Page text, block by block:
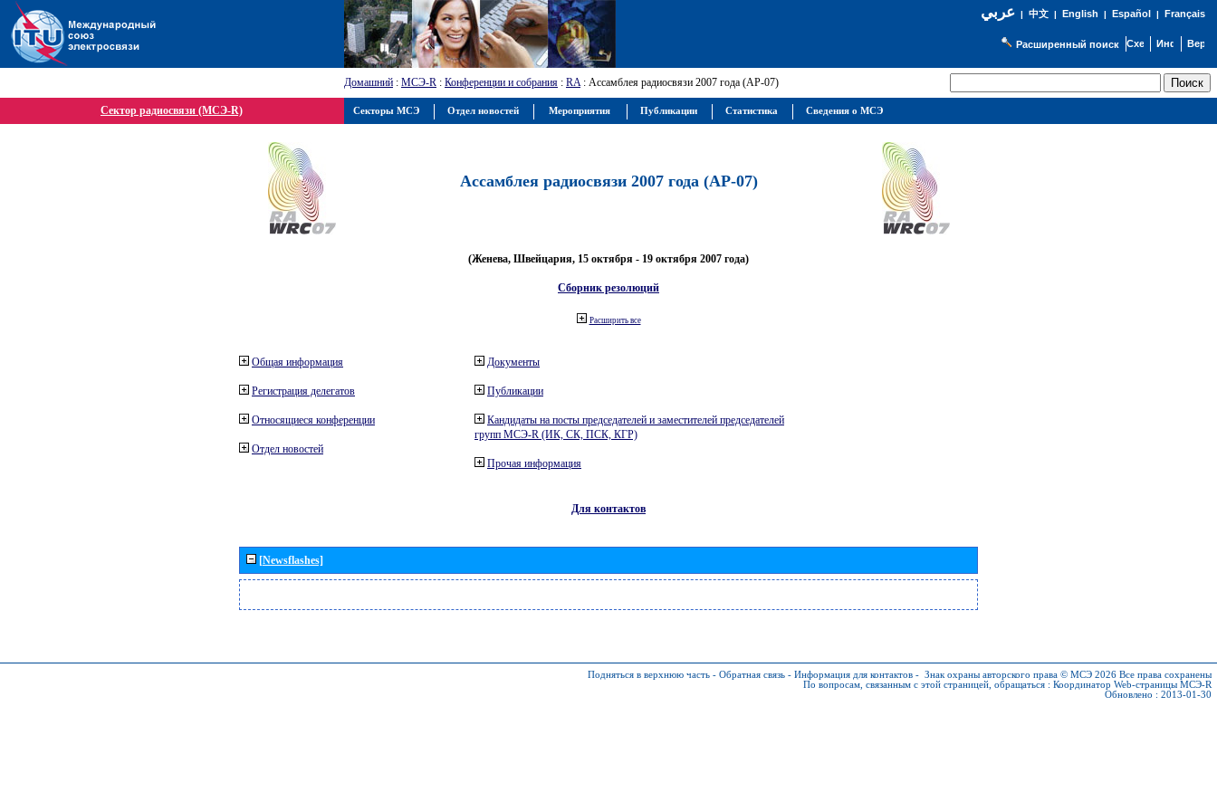
عربي| 中文| English | Español | Français
Расширенный поиск
Домашний : МСЭ-R : Конференции и собрания : RA: Ассамблея радиосвязи 2007 года (АР-07)
Сектор радиосвязи (МСЭ-R)
Ассамблея радиосвязи 2007 года (АР-07)
(Женева, Швейцария, 15 октября - 19 октября 2007 года)
Сборник резолюций
Расширить все
Общая информация
Регистрация делегатов
Относящиеся конференции
Отдел новостей
Документы
Публикации
Кандидаты на посты председателей и заместителей председателей
групп МСЭ-R (ИК, СК, ПСК, КГР)
Прочая информация
Для контактов
[Newsflashes]
Подняться в верхнюю часть - Обратная связь - Информация для контактов - Знак охраны авторского права © МСЭ 2026 Все права сохранены
По вопросам, связанным с этой страницей, обращаться : Координатор Web-страницы МСЭ-R
Обновлено : 2013-01-30
Секторы МСЭ Отдел новостей Мероприятия Публикации Статистика Сведения о МСЭ